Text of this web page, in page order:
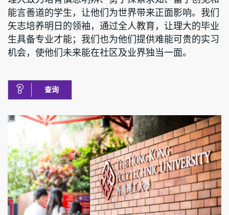
能言善道的学生，让他们为世界带来正面影响。我们
矢志培养明日的领袖，通过全人教育，让理大的毕业
生具备专业才能；我们也为他们提供难能可贵的实习
机会，使他们未来能在社区及业界独当一面。
查询